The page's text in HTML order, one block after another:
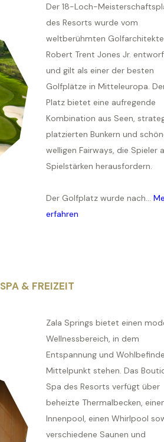
Der 18-Loch-
des Resorts wurde vom
weltberühmten
Robert Trent Jones Jr.
und gilt als einer der besten
Golfplätze in Mitteleuropa.
Platz bietet eine aufregende
Kombination aus Seen,
platzierten Bunkern und
welligen Fairways, die Spieler
Spielstärken herausfordern.
Der Golfplatz wurde nach...
erfahren
SPA & FREIZEIT
Zala Springs bietet einen
Wellnessbereich, in dem
Entspannung und
Mittelpunkt stehen. Das
Spa des Resorts verfügt über
beheizte Thermalbecken,
Innenpool, einen Whirlpool
verschiedene Saunen und